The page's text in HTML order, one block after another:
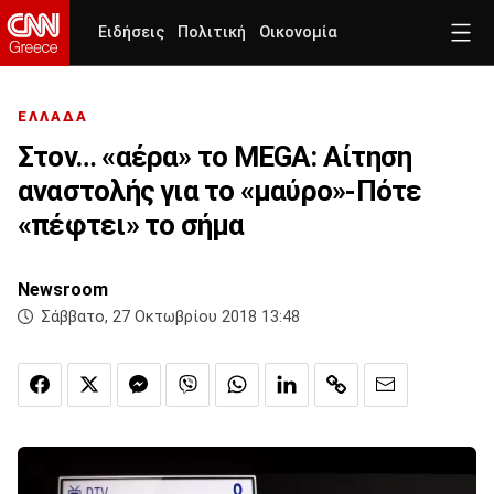
Ειδήσεις Πολιτική Οικονομία
ΕΛΛΑΔΑ
Στον… «αέρα» το MEGA: Αίτηση
αναστολής για το «μαύρο»-Πότε
«πέφτει» το σήμα
Newsroom
Σάββατο, 27 Οκτωβρίου 2018 13:48